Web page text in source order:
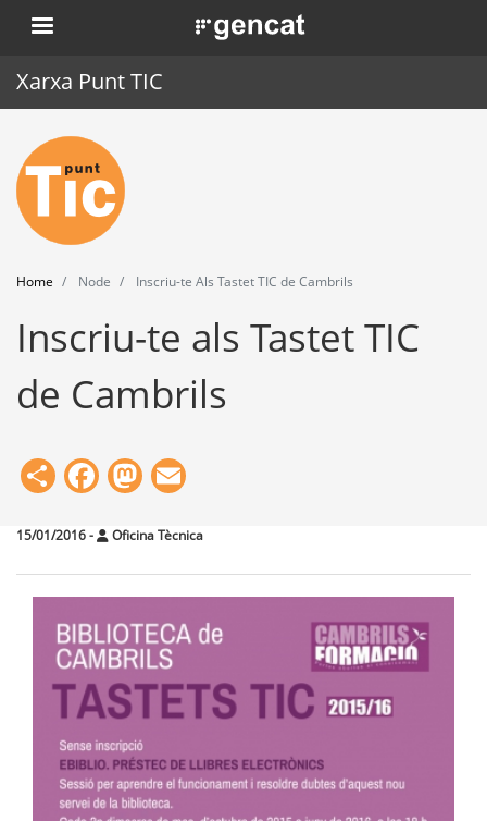
Skip
to
. Obre en una nova finestra.
Xarxa Punt TIC
Home
Punt TIC
News
Events
Training
Tools
Home Node Inscriu-te Als Tastet TIC de Cambrils
Inscriu-te als Tastet TIC
de Cambrils
ShareFacebook
Mastodon
15/01/2016- Oficina Tècnica